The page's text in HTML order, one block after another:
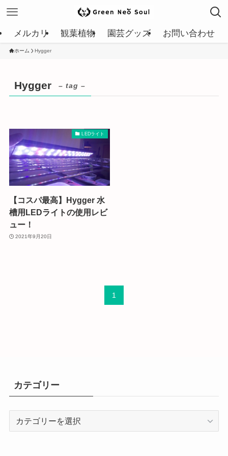
メルカリ 観葉植物 園芸グッズ お問い合わせ
ホーム Hygger
Hygger – tag –
LEDライト
【コスパ最高】Hygger 水
槽用LEDライトの使用レビ
ュー！
2021年9月20日
1
カテゴリー